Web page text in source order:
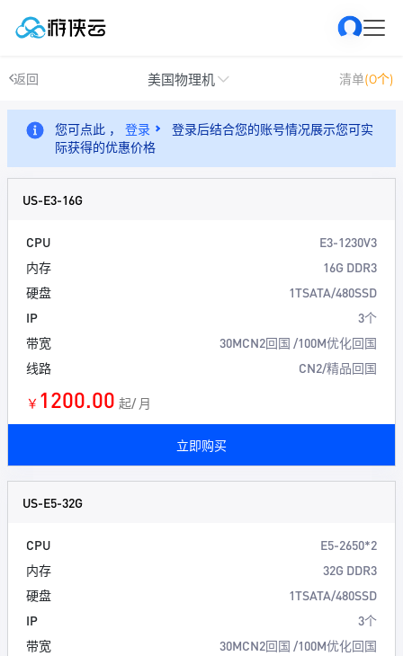
返回 美国物理机 清单(0个)
您可点此 ， 登录
登录后结合您的账号情况展示您可实
际获得的优惠价格
US-E3-16G
CPU
E3-1230V3
内存
16G DDR3
硬盘
1TSATA/480SSD
IP
3个
带宽
30MCN2回国 /100M优化回国
线路
CN2/精品回国
￥ 1200.00 起/ 月
立即购买
US-E5-32G
CPU
E5-2650*2
内存
32G DDR3
硬盘
1TSATA/480SSD
IP
3个
带宽
30MCN2回国 /100M优化回国